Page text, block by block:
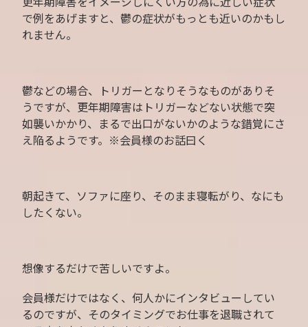
で例をあげますと、鬱の症状がもっとも近いのかもし
れません。
鬱などの場合、トリガーとなりそうなものがありそ
うですが、更年期障害はトリガーなどない状態で突
如襲いかかり、まるで出口がないかのような錯覚にさ
え陥るようです。※会員様のお話曰く
朝起きて、ソファに座り、そのまま寝転がり、なにも
したくない。
想像するだけで苦しいですよ。
会員様だけではなく、何人かにインタビューしてい
るのですが、そのタイミングでお仕事を退職されて